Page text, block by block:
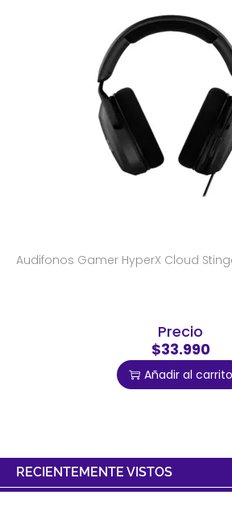
Audifonos Gamer HyperX Cloud
Precio
$33.990
Añadir al carrito
RECIENTEMENTE VISTOS